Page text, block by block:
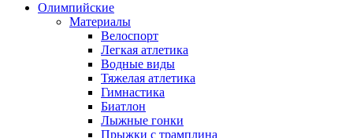
Олимпийские
Материалы
Велоспорт
Легкая атлетика
Водные виды
Тяжелая атлетика
Гимнастика
Биатлон
Лыжные гонки
Прыжки с трамплина